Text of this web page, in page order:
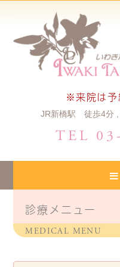
※来院は予
JR新橋駅 徒歩4分
TEL
診療メニュー
MEDICAL MENU